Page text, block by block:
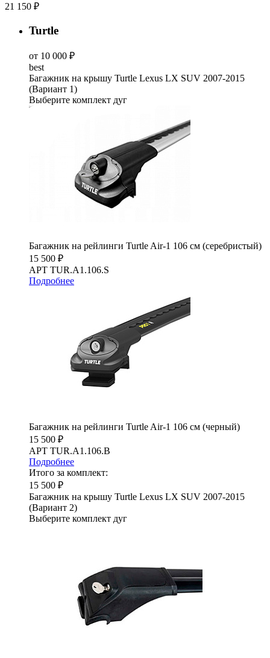
21 150 ₽
Turtle
от 10 000 ₽
best
Багажник на крышу Turtle Lexus LX SUV 2007-2015
(Вариант 1)
Выберите комплект дуг
Багажник на рейлинги Turtle Air-1 106 см (серебристый)
15 500 ₽
АРТ TUR.A1.106.S
Подробнее
Багажник на рейлинги Turtle Air-1 106 см (черный)
15 500 ₽
АРТ TUR.A1.106.B
Подробнее
Итого за комплект:
15 500 ₽
Багажник на крышу Turtle Lexus LX SUV 2007-2015
(Вариант 2)
Выберите комплект дуг